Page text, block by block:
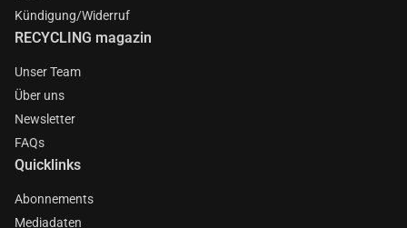
Kündigung/Widerruf
RECYCLING magazin
Unser Team
Über uns
Newsletter
FAQs
Quicklinks
Abonnements
Mediadaten